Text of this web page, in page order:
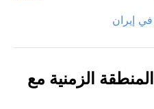
إيران
الزمنية مع